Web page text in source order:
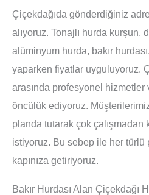
Çiçekdağıda gönderdiğiniz
alıyoruz. Tonajlı hurda kurşun,
alüminyum hurda, bakır
yaparken fiyatlar uyguluyoruz.
arasında profesyonel
öncülük ediyoruz.
planda tutarak çok çalışmadan
istiyoruz. Bu sebep ile her türlü
kapınıza getiriyoruz.
Bakır Hurdası Alan Çiçekdağı